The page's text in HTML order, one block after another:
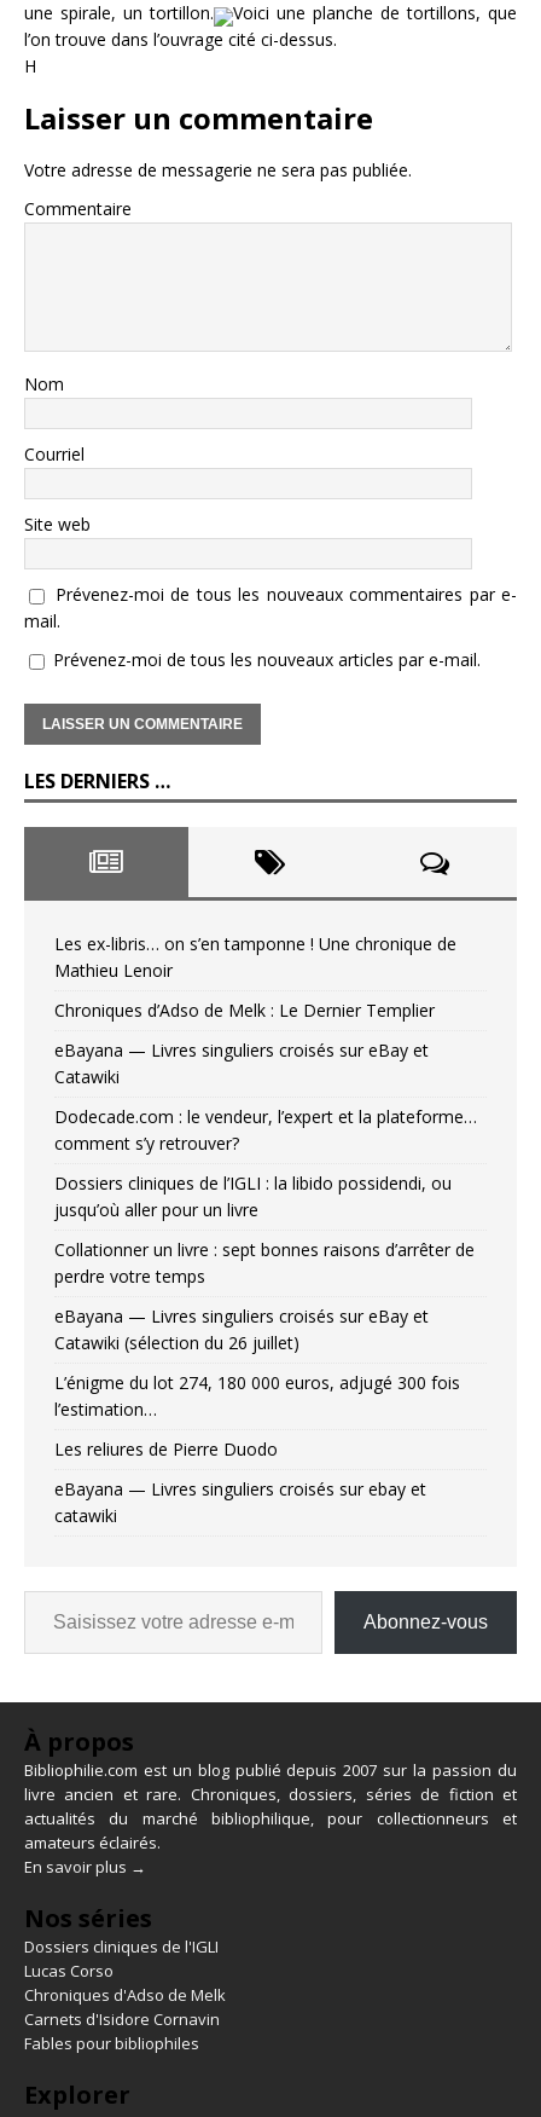
une spirale, un tortillon.
Voici une planche de tortillons, que
l’on trouve dans l’ouvrage cité ci-dessus.
H
Laisser un commentaire
Votre adresse de messagerie ne sera pas publiée.
Commentaire
Nom
Courriel
Site web
Prévenez-moi de tous les nouveaux commentaires par e-
mail.
Prévenez-moi de tous les nouveaux articles par e-mail.
LES DERNIERS …
Les ex-libris… on s’en tamponne ! Une chronique de
Mathieu Lenoir
Chroniques d’Adso de Melk : Le Dernier Templier
eBayana — Livres singuliers croisés sur eBay et
Catawiki
Dodecade.com : le vendeur, l’expert et la plateforme…
comment s’y retrouver?
Dossiers cliniques de l’IGLI : la libido possidendi, ou
jusqu’où aller pour un livre
Collationner un livre : sept bonnes raisons d’arrêter de
perdre votre temps
eBayana — Livres singuliers croisés sur eBay et
Catawiki (sélection du 26 juillet)
L’énigme du lot 274, 180 000 euros, adjugé 300 fois
l’estimation…
Les reliures de Pierre Duodo
eBayana — Livres singuliers croisés sur ebay et
catawiki
Abonnez-vous
À propos
Bibliophilie.com est un blog publié depuis 2007 sur la passion du
livre ancien et rare. Chroniques, dossiers, séries de fiction et
actualités du marché bibliophilique, pour collectionneurs et
amateurs éclairés.
En savoir plus →
Nos séries
Dossiers cliniques de l'IGLI
Lucas Corso
Chroniques d'Adso de Melk
Carnets d'Isidore Cornavin
Fables pour bibliophiles
Explorer